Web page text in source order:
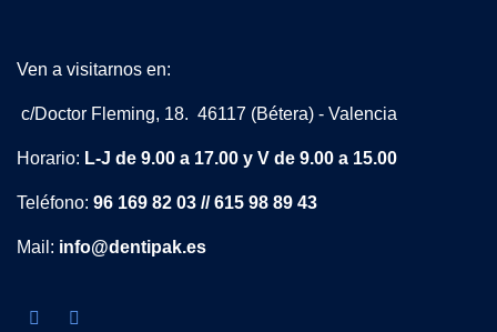
Ven a visitarnos en:
c/Doctor Fleming, 18. 46117 (Bétera) - Valencia
Horario: L-J de 9.00 a 17.00 y V de 9.00 a 15.00
Teléfono: 96 169 82 03 // 615 98 89 43
Mail: info@dentipak.es